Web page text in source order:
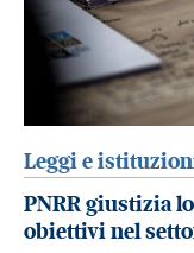
Leggi e
PNRR giustizia
obiettivi nel